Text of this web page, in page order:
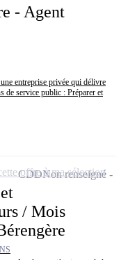
- Agent
entreprise privée qui délivre
de service public : Préparer et
/ Mois
CDDNon renseigné
offre à ma sélection